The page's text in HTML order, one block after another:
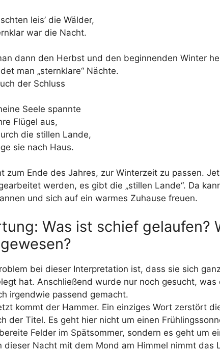
leis’ die Wälder,
war die Nacht.
dann den Herbst und den beginnenden Winter
man „sternklare“ Nächte.
der Schluss
Seele spannte
Flügel aus,
die stillen Lande,
sie nach Haus.
zum Ende des Jahres, zur Winterzeit zu passen.
werden, es gibt die „stillen Lande“. Da
und sich auf ein warmes Zuhause freuen.
Was ist schief gelaufen?
bei dieser Interpretation ist, dass sie sich
hat. Anschließend wurde nur noch gesucht, was
irgendwie passend gemacht.
kommt der Hammer. Ein einziges Wort zerstört
der Titel. Es geht hier nicht um einen
Felder im Spätsommer, sondern es geht um
dieser Nacht mit dem Mond am Himmel nimmt das